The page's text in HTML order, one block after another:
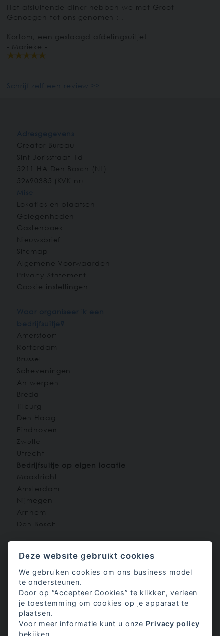
Het afsluitende diner hebben we met Groot
Genoegen tot ons genomen :-.
Kortom, een geslaagd afdelingsuitje!
- Marieke -
Schrijf zelf een review >>
Creator Bureau
Sint Jorisstraat 1d
5211 HA Den Bosch ( NL)
52690385 (KVK nr)
Lokaties en plaatsen
Gelegenheden
Gastenboek
Nieuwsbrief
Sitemap
Algemene Voorwaarden
Privacy Statement
Cookie instellingen
Amersfoort
Rotterdam
Brussel
Scheveningen
Antwerpen
Breda
Tilburg
Den Haag
Eindhoven
Zwolle
Utrecht
Bedrijfsuitje op eigen locatie
Maastricht
Amsterdam
Nijmegen
Arnhem
Den Bosch
Vriendenuitje en
vriendenweekend
Nieuwjaarsborrel
Kerstborrel
Vrijgezellenfeest mannen en
vrouwen
Teambuilding en samenwerken
Deze website gebruikt cookies
We gebruiken cookies om ons business model
te ondersteunen.
Door op “Accepteer Cookies” te klikken, verleen
je toestemming om cookies op je apparaat te
plaatsen.
Voor meer informatie kunt u onze Privacy policy
bekijken.